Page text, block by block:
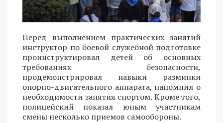
Перед выполнением практических занятий
инструктор по боевой служебной подготовке
проинструктировал детей об основных
требованиях безопасности,
продемонстрировал навыки разминки
опорно-двигательного аппарата, напомнил о
необходимости занятия спортом. Кроме того,
полицейский показал юным участникам
смены несколько приемов самообороны.